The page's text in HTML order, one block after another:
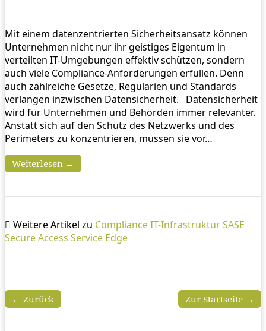
Mit einem datenzentrierten Sicherheitsansatz können
Unternehmen nicht nur ihr geistiges Eigentum in
verteilten IT-Umgebungen effektiv schützen, sondern
auch viele Compliance-Anforderungen erfüllen. Denn
auch zahlreiche Gesetze, Regularien und Standards
verlangen inzwischen Datensicherheit. Datensicherheit
wird für Unternehmen und Behörden immer relevanter.
Anstatt sich auf den Schutz des Netzwerks und des
Perimeters zu konzentrieren, müssen sie vor…
Weiterlesen →
Weitere Artikel zu ComplianceIT-InfrastrukturSASE
Secure Access Service Edge
Zur Startseite →
← Zurück